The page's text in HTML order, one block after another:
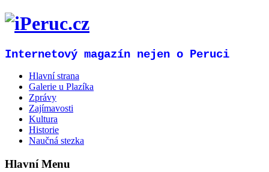
Internetový magazín nejen o Peruci
Hlavní strana
Galerie u Plazíka
Zprávy
Zajímavosti
Kultura
Historie
Naučná stezka
Hlavní Menu